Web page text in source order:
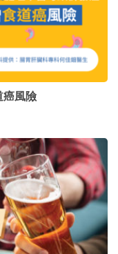
癌風險